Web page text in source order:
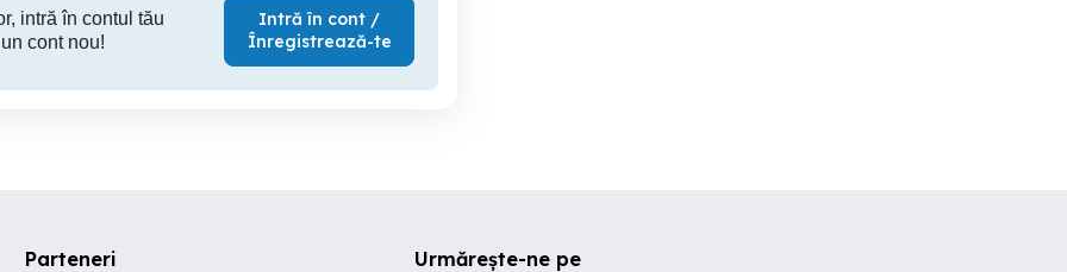
intră în contul tău
cont nou!
Intră în cont /
Înregistrează-te
Urmărește-ne pe
Parteneri